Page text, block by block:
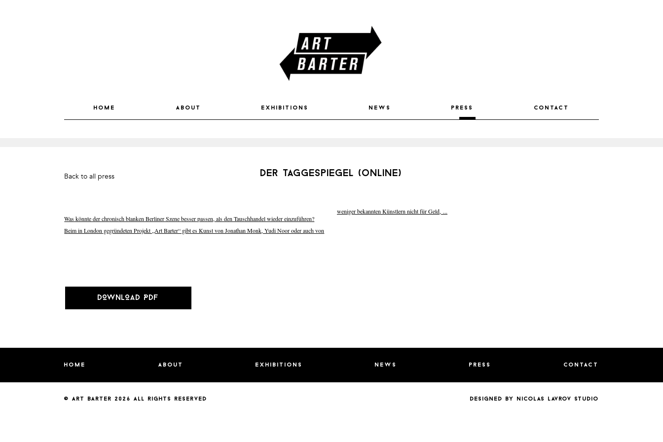
home about exhibitions news press contact
Back to all press der taggespiegel (online)
Was könnte der chronisch blanken Berliner Szene besser passen, als den Tauschhandel wieder einzuführen?
Beim in London gegründeten Projekt „Art Barter“ gibt es Kunst von Jonathan Monk, Yudi Noor oder auch von
weniger bekannten Künstlern nicht für Geld, ...
DOWNLOAD PDF
home about exhibitions news press contact
© art barter 2026 all rights reserved designed by nicolas lavrov studio